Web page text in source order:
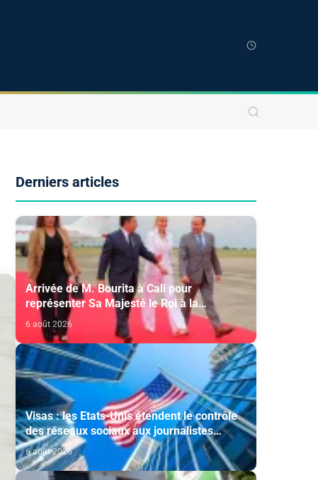
Derniers articles
Arrivée de M. Bourita à Cali pour
représenter Sa Majesté le Roi à la
cérémonie d'investiture du nouveau
président colombien
6 août 2026
Visas : les Etats-Unis étendent le contrôle
des réseaux sociaux aux journalistes
étrangers
6 août 2026